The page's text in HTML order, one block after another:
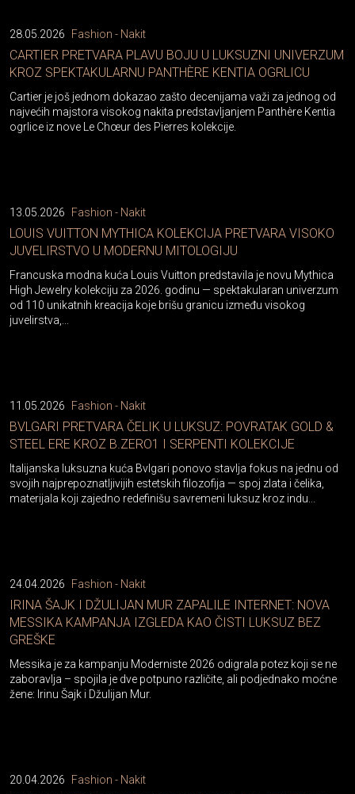
28.05.2026 Fashion - Nakit
CARTIER PRETVARA PLAVU BOJU U LUKSUZNI UNIVERZUM
KROZ SPEKTAKULARNU PANTHÈRE KENTIA OGRLICU
Cartier je još jednom dokazao zašto decenijama važi za jednog od
najvećih majstora visokog nakita predstavljanjem Panthère Kentia
ogrlice iz nove Le Chœur des Pierres kolekcije.
13.05.2026 Fashion - Nakit
LOUIS VUITTON MYTHICA KOLEKCIJA PRETVARA VISOKO
JUVELIRSTVO U MODERNU MITOLOGIJU
Francuska modna kuća Louis Vuitton predstavila je novu Mythica
High Jewelry kolekciju za 2026. godinu — spektakularan univerzum
od 110 unikatnih kreacija koje brišu granicu između visokog
juvelirstva,...
11.05.2026 Fashion - Nakit
BVLGARI PRETVARA ČELIK U LUKSUZ: POVRATAK GOLD &
STEEL ERE KROZ B.ZERO1 I SERPENTI KOLEKCIJE
Italijanska luksuzna kuća Bvlgari ponovo stavlja fokus na jednu od
svojih najprepoznatljivijih estetskih filozofija — spoj zlata i čelika,
materijala koji zajedno redefinišu savremeni luksuz kroz indu...
24.04.2026 Fashion - Nakit
IRINA ŠAJK I DŽULIJAN MUR ZAPALILE INTERNET: NOVA
MESSIKA KAMPANJA IZGLEDA KAO ČISTI LUKSUZ BEZ
GREŠKE
Messika je za kampanju Moderniste 2026 odigrala potez koji se ne
zaboravlja – spojila je dve potpuno različite, ali podjednako moćne
žene: Irinu Šajk i Džulijan Mur.
20.04.2026 Fashion - Nakit